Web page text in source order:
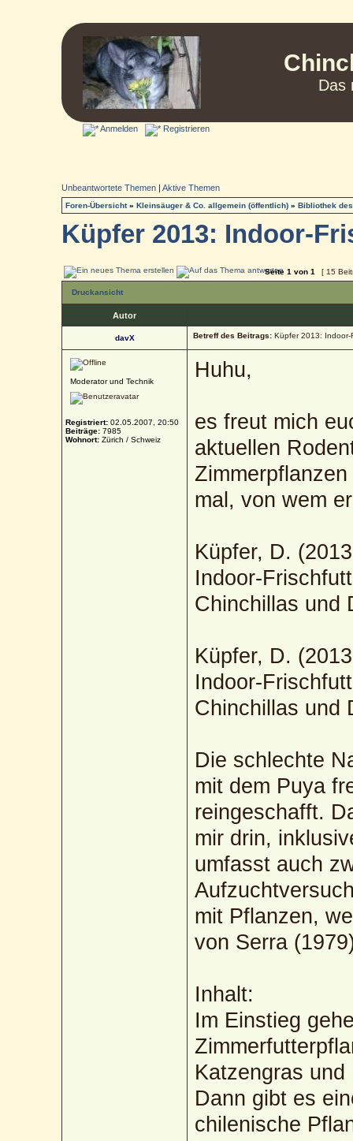
Das
Anmelden Registrieren
Unbeantwortete Themen |Aktive Themen
Foren-Übersicht»Kleinsäuger & Co. allgemein (öffentlich) »Bibliothek
Küpfer 2013: Indoor-
Seite1 von1 [ 15
Druckansicht
Autor
davX Betreff des Beitrags: Küpfer 2013: Indoor-
Moderator und Technik
Registriert: 02.05.2007, 20:50
Beiträge: 7985
Wohnort: Zürich / Schweiz
Huhu,
es freut mich
aktuellen
mal, von wem
Küpfer, D.
Indoor-
Chinchillas und
Küpfer, D.
Indoor-
Chinchillas und
Die schlechte
mit dem Puya
reingeschafft.
mir drin,
umfasst auch
mit Pflanzen,
von Serra
Inhalt:
Im Einstieg
Katzengras und
Dann gibt es
chilenische